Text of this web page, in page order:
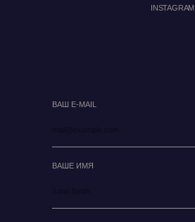
INSTAGRAM
ВАШ E-MAIL
ВАШЕ ИМЯ